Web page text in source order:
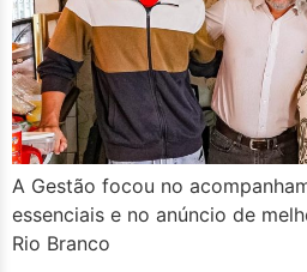
A Gestão focou no
essenciais e no anúncio de
Rio Branco